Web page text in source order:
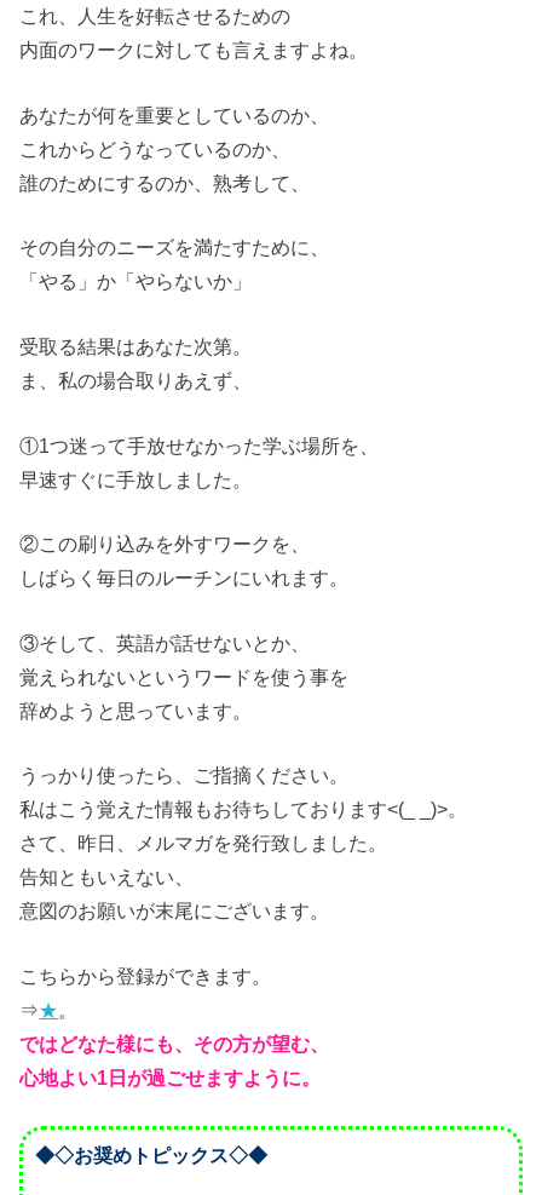
これ、人生を好転させるための
内面のワークに対しても言えますよね。
あなたが何を重要としているのか、
これからどうなっているのか、
誰のためにするのか、熟考して、
その自分のニーズを満たすために、
「やる」か「やらないか」
受取る結果はあなた次第。
ま、私の場合取りあえず、
①1つ迷って手放せなかった学ぶ場所を、
早速すぐに手放しました。
②この刷り込みを外すワークを、
しばらく毎日のルーチンにいれます。
③そして、英語が話せないとか、
覚えられないというワードを使う事を
辞めようと思っています。
うっかり使ったら、ご指摘ください。
私はこう覚えた情報もお待ちしております<(_ _)>。
さて、昨日、メルマガを発行致しました。
告知ともいえない、
意図のお願いが末尾にございます。
こちらから登録ができます。
⇒★。
ではどなた様にも、その方が望む、
心地よい1日が過ごせますように。
◆◇お奨めトピックス◇◆